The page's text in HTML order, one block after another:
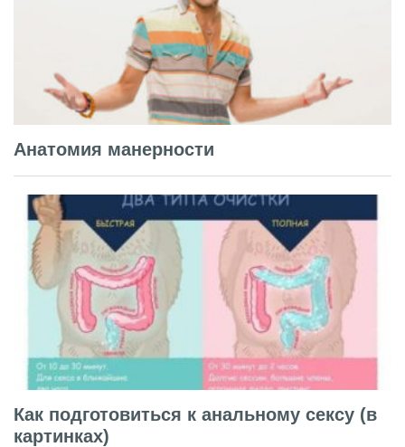
Анатомия манерности
Как подготовиться к анальному сексу (в
картинках)